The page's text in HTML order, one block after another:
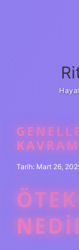
Tarih: Mart 26,